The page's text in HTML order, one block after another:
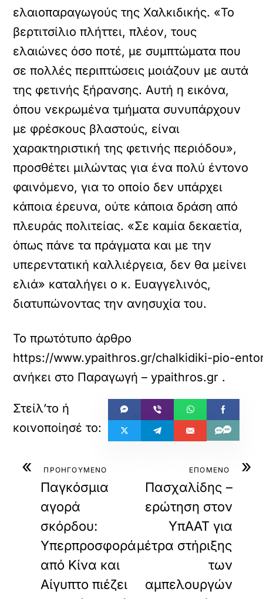
ελαιοπαραγωγούς της Χαλκιδικής. «Το
βερτιτσίλιο πλήττει, πλέον, τους
ελαιώνες όσο ποτέ, με συμπτώματα που
σε πολλές περιπτώσεις μοιάζουν με αυτά
της φετινής ξήρανσης. Αυτή η εικόνα,
όπου νεκρωμένα τμήματα συνυπάρχουν
με φρέσκους βλαστούς, είναι
χαρακτηριστική της φετινής περιόδου»,
προσθέτει μιλώντας για ένα πολύ έντονο
φαινόμενο, για το οποίο δεν υπάρχει
κάποια έρευνα, ούτε κάποια δράση από
πλευράς πολιτείας. «Σε καμία δεκαετία,
όπως πάνε τα πράγματα και με την
υπερεντατική καλλιέργεια, δεν θα μείνει
ελιά» καταλήγει ο κ. Ευαγγελινός,
διατυπώνοντας την ανησυχία του.
Το πρωτότυπο άρθρο
https://www.ypaithros.gr/chalkidiki-pio-
ανήκει στο Παραγωγή – ypaithros.gr .
« ΠΡΟΗΓΟΥΜΕΝΟ
Παγκόσμια
αγορά
σκόρδου:
Υπερπροσφορά
από Κίνα και
Αίγυπτο πιέζει
»
ΕΠΟΜΕΝΟ
Πασχαλίδης –
ερώτηση στον
ΥπΑΑΤ για
μέτρα στήριξης
των
αμπελουργών